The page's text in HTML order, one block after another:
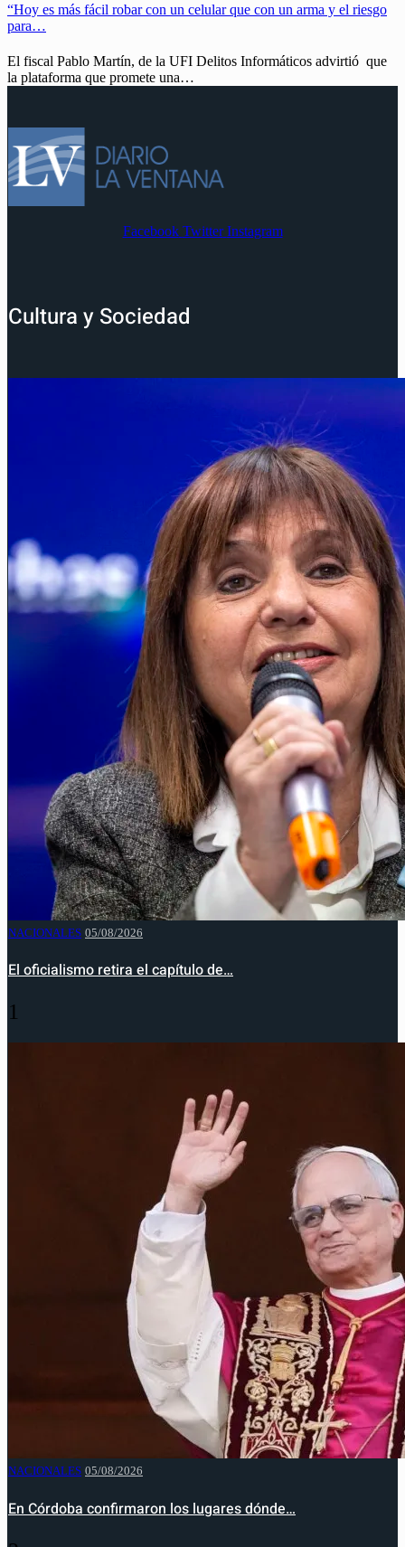
“Hoy es más fácil robar con un celular que con un arma y el riesgo
para…
El fiscal Pablo Martín, de la UFI Delitos Informáticos advirtió que
la plataforma que promete una…
Facebook Twitter Instagram
Cultura y Sociedad
NACIONALES 05/08/2026
El oficialismo retira el capítulo de…
1
NACIONALES 05/08/2026
En Córdoba confirmaron los lugares dónde…